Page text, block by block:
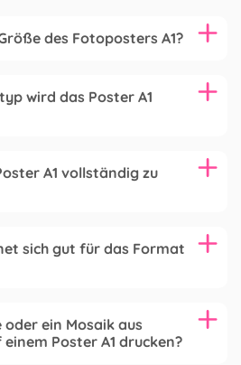
des Fotoposters A1?
wird das Poster A1
A1 vollständig zu
sich gut für das Format
oder ein Mosaik aus
Poster A1 drucken?